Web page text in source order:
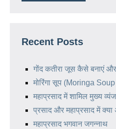
Recent Posts
गोंद कतीरा जूस कैसे बनाएं
मोरिंगा सूप (Moringa
महाप्रसाद में शामिल मुख्य
प्रसाद और महाप्रसाद में
महाप्रसाद भगवान जगन्नाथ